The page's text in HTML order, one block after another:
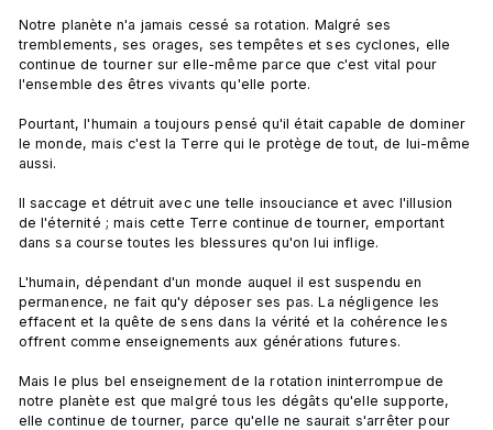
Notre planète n'a jamais cessé sa rotation. Malgré ses
tremblements, ses orages, ses tempêtes et ses cyclones, elle
continue de tourner sur elle-même parce que c'est vital pour
l'ensemble des êtres vivants qu'elle porte.
Pourtant, l'humain a toujours pensé qu'il était capable de dominer
le monde, mais c'est la Terre qui le protège de tout, de lui-même
aussi.
Il saccage et détruit avec une telle insouciance et avec l'illusion
de l'éternité ; mais cette Terre continue de tourner, emportant
dans sa course toutes les blessures qu'on lui inflige.
L'humain, dépendant d'un monde auquel il est suspendu en
permanence, ne fait qu'y déposer ses pas. La négligence les
effacent et la quête de sens dans la vérité et la cohérence les
offrent comme enseignements aux générations futures.
Mais le plus bel enseignement de la rotation ininterrompue de
notre planète est que malgré tous les dégâts qu'elle supporte,
elle continue de tourner, parce qu'elle ne saurait s'arrêter pour